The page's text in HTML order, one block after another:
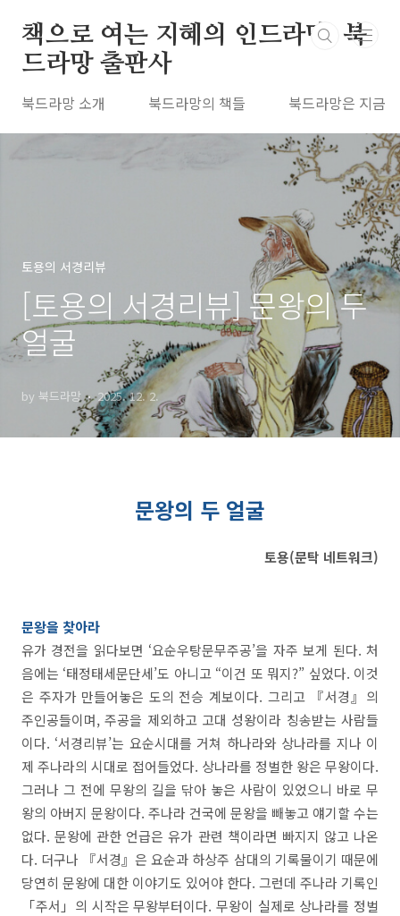
책으로 여는 지혜의 인드라망, 북
드라망 출판사
북드라망 소개 북드라망의 책들 북드라망은 지금
토용의 서경리뷰
[토용의 서경리뷰] 문왕의 두
얼굴
by 북드라망 2025. 12. 2.
문왕의 두 얼굴
토용(문탁 네트워크)
문왕을 찾아라
유가 경전을 읽다보면 ‘요순우탕문무주공’을 자주 보게 된다. 처
음에는 ‘태정태세문단세’도 아니고 “이건 또 뭐지?” 싶었다. 이것
은 주자가 만들어놓은 도의 전승 계보이다. 그리고 『서경』의
주인공들이며, 주공을 제외하고 고대 성왕이라 칭송받는 사람들
이다. ‘서경리뷰’는 요순시대를 거쳐 하나라와 상나라를 지나 이
제 주나라의 시대로 접어들었다. 상나라를 정벌한 왕은 무왕이다.
그러나 그 전에 무왕의 길을 닦아 놓은 사람이 있었으니 바로 무
왕의 아버지 문왕이다. 주나라 건국에 문왕을 빼놓고 얘기할 수는
없다. 문왕에 관한 언급은 유가 관련 책이라면 빠지지 않고 나온
다. 더구나 『서경』은 요순과 하상주 삼대의 기록물이기 때문에
당연히 문왕에 대한 이야기도 있어야 한다. 그런데 주나라 기록인
「주서」의 시작은 무왕부터이다. 무왕이 실제로 상나라를 정벌